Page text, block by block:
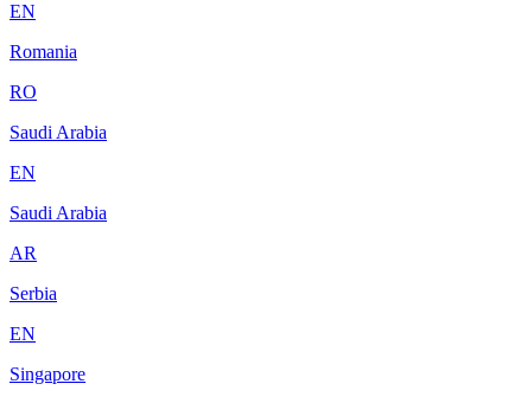
EN
Romania
RO
Saudi Arabia
EN
Saudi Arabia
AR
Serbia
EN
Singapore